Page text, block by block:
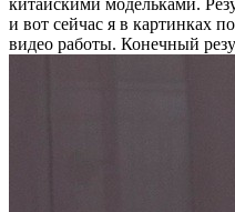
и вот сейчас я в картинках
видео работы. Конечный